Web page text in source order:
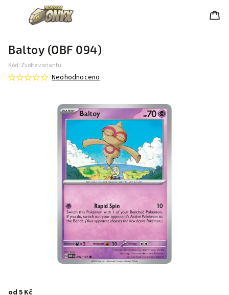
Baltoy (OBF 094)
Kód: Zvolte variantu
Neohodnoceno
od 5 Kč